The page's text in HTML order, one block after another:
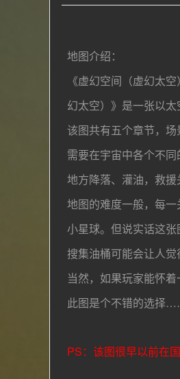
地图介绍：
《虚幻空间（虚幻太
幻太空）》是一张以
该图共有五个章节，
需要在宇宙中各个不
地方降落、灌油，救援
地图的难度一般，每
小星球。但说实话这
搜集油桶可能会让人
当然，如果玩家能怀
此图是个不错的选择
PS：该图很早以前在